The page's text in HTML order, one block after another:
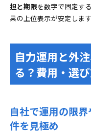
担と期限を数字で固定す
果の上位表示が安定します
自力運用と外
る？費用・選
自社で運用の限
件を見極め